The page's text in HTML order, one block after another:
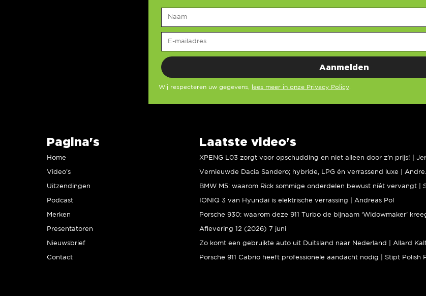
Wij respecteren uw gegevens, lees meer in onze Privacy Policy
Pagina's
Home
Video’s
Uitzendingen
Podcast
Merken
Presentatoren
Nieuwsbrief
Contact
Laatste video's
IONIQ 3 van Hyundai is elektrische verrassing | Andreas Pol
Aflevering 12 (2026) 7 juni
Zo komt een gebruikte auto uit Duitsland naar Nederland | Allard